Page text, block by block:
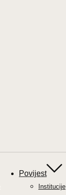
Povijest
Institucije